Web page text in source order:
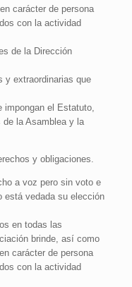
en carácter de persona
con la actividad
de la Dirección
y extraordinarias que
el Estatuto,
la Asamblea y la
y obligaciones.
a voz pero sin voto e
está vedada su elección
en todas las
brinde, así como
carácter de persona
con la actividad